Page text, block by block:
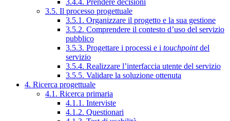
3.4.4. Prendere decisioni
3.5. Il processo progettuale
3.5.1. Organizzare il progetto e la sua gestione
3.5.2. Comprendere il contesto d’uso del servizio
pubblico
3.5.3. Progettare i processi e i touchpointdel
servizio
3.5.4. Realizzare l’interfaccia utente del servizio
3.5.5. Validare la soluzione ottenuta
4. Ricerca progettuale
4.1. Ricerca primaria
4.1.1. Interviste
4.1.2. Questionari